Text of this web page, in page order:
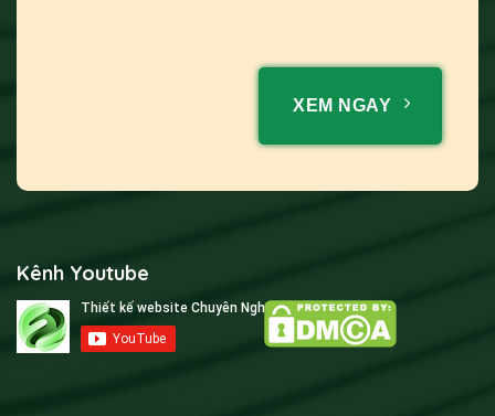
XEM NGAY
Kênh Youtube